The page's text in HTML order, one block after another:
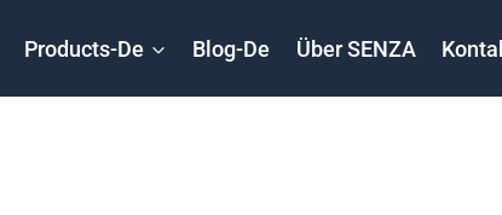
Products-De Blog-De Über SENZA